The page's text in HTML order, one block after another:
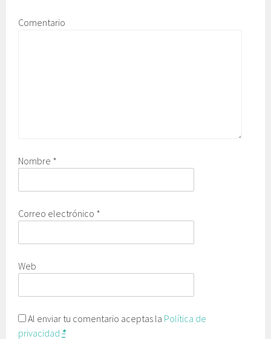
Comentario
Nombre *
Correo electrónico *
Web
Al enviar tu comentario aceptas la Política de
privacidad *